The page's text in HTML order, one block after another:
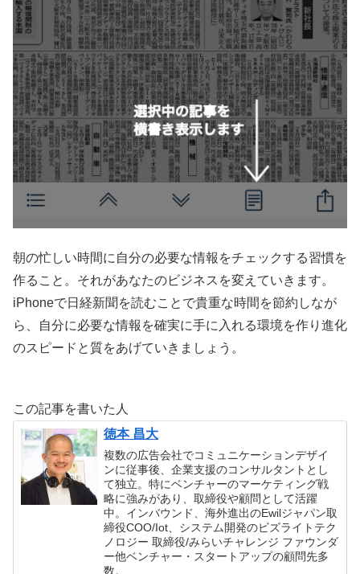
朝の忙しい時間に自分の必要な情報をチェックする習慣を
作ること。それがあなたのビジネスを変えていきます。
iPhoneで日経新聞を読むことで貴重な時間を節約しなが
ら、自分に必要な情報を確実に手に入れる環境を作り進化
のスピードと質をあげていきましょう。
この記事を書いた人
徳本 昌大
複数の広告会社でコミュニケーションデザイ
ンに従事後、企業支援のコンサルタントとし
て独立。特にベンチャーのマーケティング戦
略に強みがあり、取締役や顧問として活躍
中。インバウンド、海外進出のEwilジャパン取
締役COO/Iot、システム開発のビズライトテク
ノロジー 取締役/みらいチャレンジ ファウンダ
ー他ベンチャー・スタートアップの顧問先多
数。